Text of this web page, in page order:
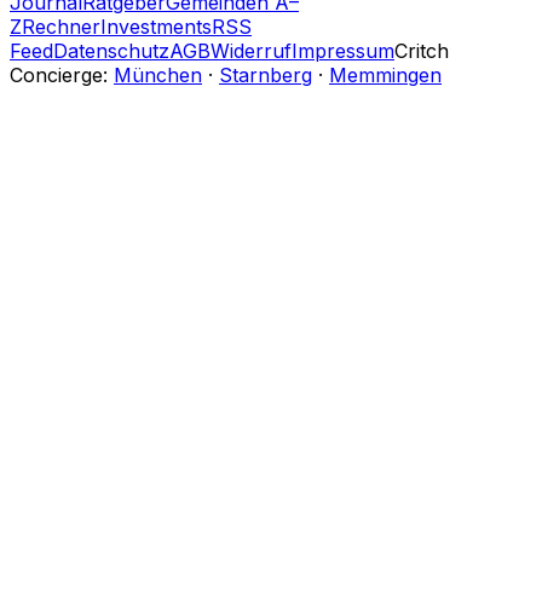
ZRechnerInvestmentsRSS
FeedDatenschutzAGBWiderrufImpressumCritch
Concierge: München · Starnberg · Memmingen